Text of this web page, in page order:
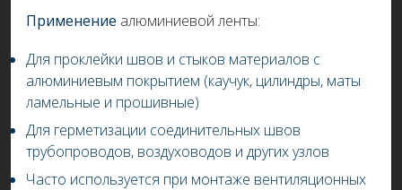
Применение алюминиевой ленты:
Для проклейки швов и стыков материалов с
алюминиевым покрытием (каучук, цилиндры, маты
ламельные и прошивные)
Для герметизации соединительных швов
трубопроводов, воздуховодов и других узлов
Часто используется при монтаже вентиляционных